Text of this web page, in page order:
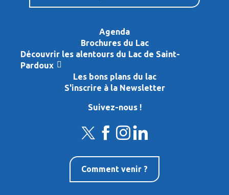
Agenda
Brochures du Lac
Découvrir les alentours du Lac de Saint-
Pardoux
Les bons plans du lac
S'inscrire à la Newsletter
Suivez-nous !
Comment venir ?